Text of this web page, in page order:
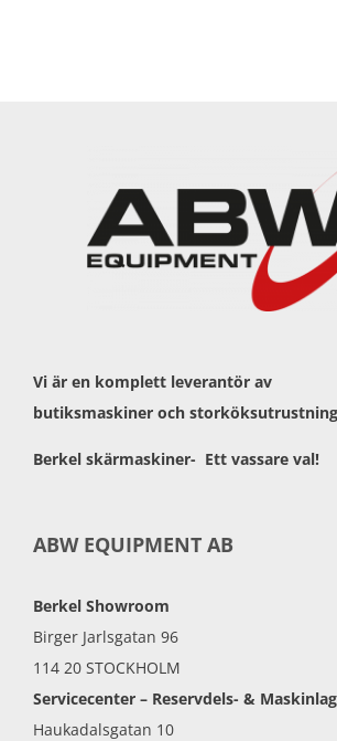
Vi är en komplett leverantör av
butiksmaskiner och
Berkel skärmaskiner- Ett vassare val!
ABW EQUIPMENT AB
Berkel Showroom
Birger Jarlsgatan 96
114 20 STOCKHOLM
Servicecenter – Reservdels- &
Haukadalsgatan 10